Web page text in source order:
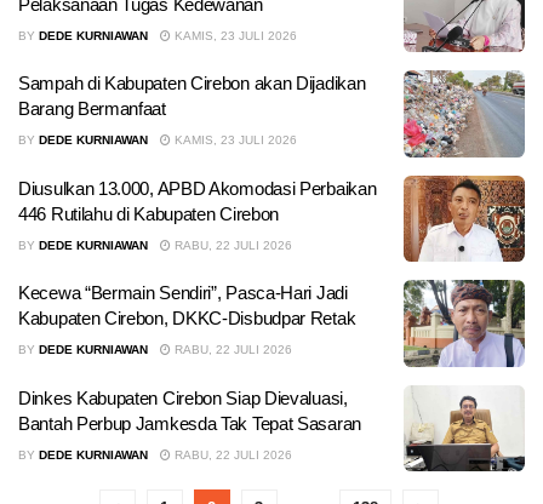
BY DEDE KURNIAWAN KAMIS, 23 JULI 2026
Sampah di Kabupaten Cirebon akan Dijadikan
Barang Bermanfaat
BY DEDE KURNIAWAN KAMIS, 23 JULI 2026
Diusulkan 13.000, APBD Akomodasi Perbaikan
446 Rutilahu di Kabupaten Cirebon
BY DEDE KURNIAWAN RABU, 22 JULI 2026
Kecewa “Bermain Sendiri”, Pasca-Hari Jadi
Kabupaten Cirebon, DKKC-Disbudpar Retak
BY DEDE KURNIAWAN RABU, 22 JULI 2026
Dinkes Kabupaten Cirebon Siap Dievaluasi,
Bantah Perbup Jamkesda Tak Tepat Sasaran
BY DEDE KURNIAWAN RABU, 22 JULI 2026